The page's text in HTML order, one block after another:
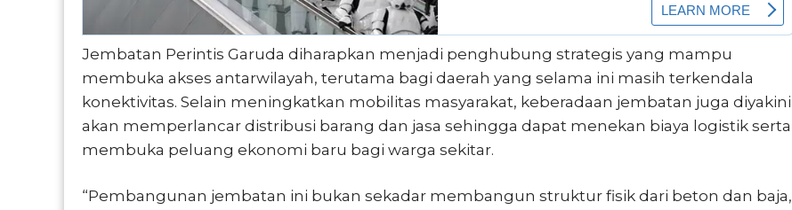
Jembatan Perintis Garuda diharapkan menjadi penghubung strategis yang mampu
membuka akses antarwilayah, terutama bagi daerah yang selama ini masih terkendala
konektivitas. Selain meningkatkan mobilitas masyarakat, keberadaan jembatan juga diyakini
akan memperlancar distribusi barang dan jasa sehingga dapat menekan biaya logistik serta
membuka peluang ekonomi baru bagi warga sekitar.
“Pembangunan jembatan ini bukan sekadar membangun struktur fisik dari beton dan baja,